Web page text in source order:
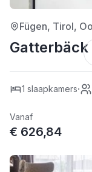
Fügen, Tirol,
Gatterbäck
1 slaapkamers·
Vanaf
€ 626,84